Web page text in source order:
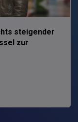
steigender
zur